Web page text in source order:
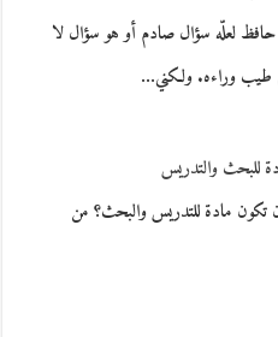
لعلّه سؤال صادم أو هو سؤال لا
طيب وراءه. ولكني…
للبحث والتدريس
تكون مادة للتدريس والبحث؟ من